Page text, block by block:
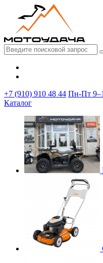
+7 (910) 910 48 44 Пн-Пт
Каталог